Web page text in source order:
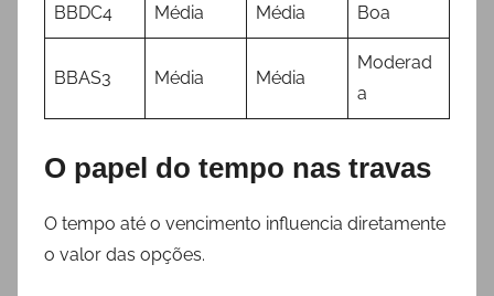
BBDC4 Média Média Boa
BBAS3 Média Média
Moderad
a
O papel do tempo nas travas
O tempo até o vencimento influencia diretamente
o valor das opções.